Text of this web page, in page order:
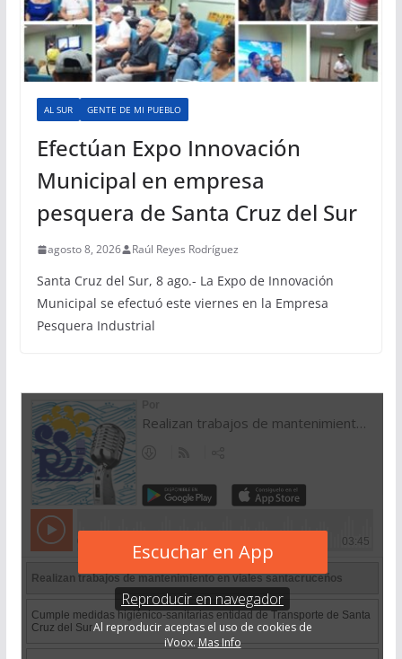
AL SUR GENTE DE MI PUEBLO
Efectúan Expo Innovación
Municipal en empresa
pesquera de Santa Cruz del Sur
agosto 8, 2026 Raúl Reyes Rodríguez
Santa Cruz del Sur, 8 ago.- La Expo de Innovación
Municipal se efectuó este viernes en la Empresa
Pesquera Industrial